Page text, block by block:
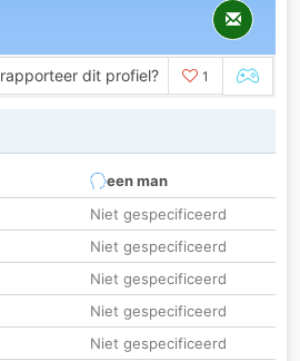
rapporteer dit profiel? 1
een man
Niet gespecificeerd
Niet gespecificeerd
Niet gespecificeerd
Niet gespecificeerd
Niet gespecificeerd